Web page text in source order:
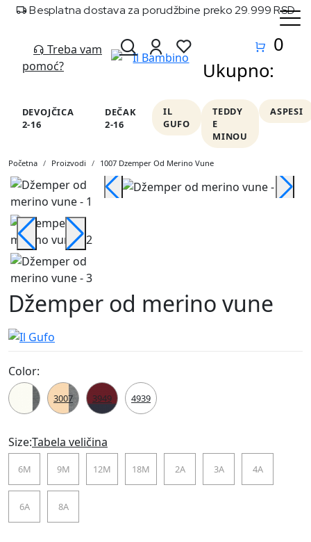
Besplatna dostava za porudžbine preko 29.999 RSD
Treba vam
pomoć?
0
Ukupno:
DEVOJČICA
2-16
DEČAK
2-16
IL
GUFO
TEDDY
E
MINOU
ASPESI
Početna Proizvodi 1007 Dzemper Od Merino Vune
Džemper od merino vune
Size:Tabela veličina
6M 9M 12M 18M 2A 3A 4A
6A 8A
Color:
3007 3949 4939